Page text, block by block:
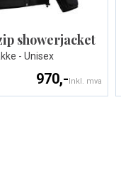
showerjacket
- Unisex
970,-Inkl. mva